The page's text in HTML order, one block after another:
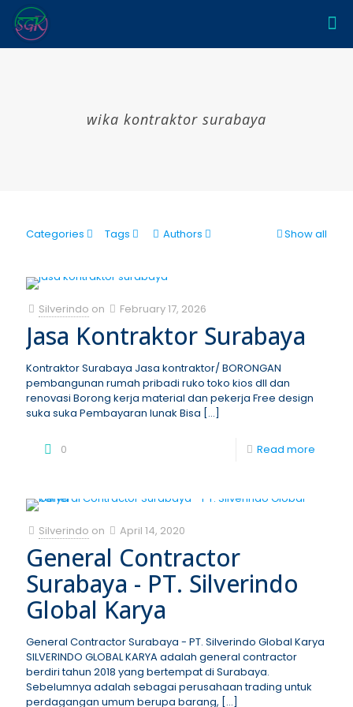
wika kontraktor surabaya
Categories Tags Authors Show all
Silverindo on February 17, 2026
Jasa Kontraktor Surabaya
Kontraktor Surabaya Jasa kontraktor/ BORONGAN
pembangunan rumah pribadi ruko toko kios dll dan
renovasi Borong kerja material dan pekerja Free design
suka suka Pembayaran lunak Bisa […]
0 Read more
Silverindo on April 14, 2020
General Contractor
Surabaya - PT. Silverindo
Global Karya
General Contractor Surabaya - PT. Silverindo Global Karya
SILVERINDO GLOBAL KARYA adalah general contractor
berdiri tahun 2018 yang bertempat di Surabaya.
Sebelumnya adalah sebagai perusahaan trading untuk
perdagangan umum berupa barang, […]